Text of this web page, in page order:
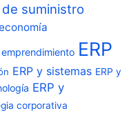
suministro
emprendimiento ERP
ERP y sistemas ERP y
ERP y
corporativa